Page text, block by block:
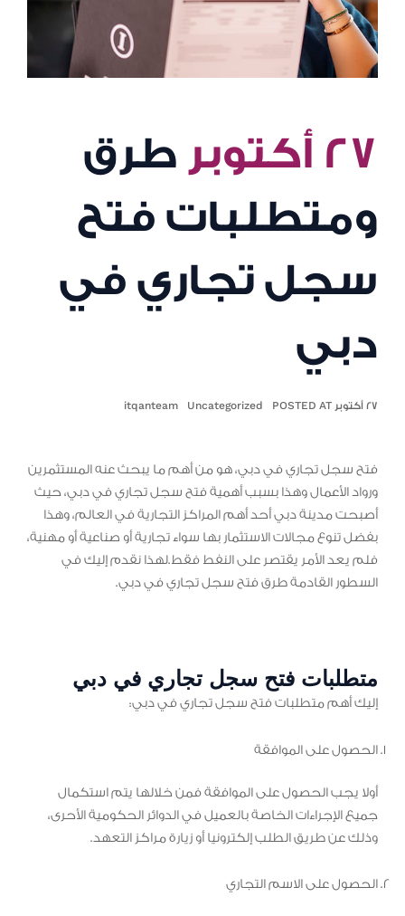
٢٧ أكتوبر
طرق
ومتطلبات فتح
سجل تجاري في
دبي
٢٧ أكتوبر POSTED AT Uncategorized
itqanteam
فتح سجل تجاري في دبي، هو من أهم ما يبحث عنه المستثمرين
ورواد الأعمال وهذا بسبب أهمية فتح سجل تجاري في دبي، حيث
أصبحت مدينة دبي أحد أهم المراكز التجارية في العالم، وهذا
بفضل تنوع مجالات الاستثمار بها سواء تجارية أو صناعية أو مهنية،
فلم يعد الأمر يقتصر على النفط فقط.لهذا نقدم إليك في
السطور القادمة طرق فتح سجل تجاري في دبي.
متطلبات فتح سجل تجاري في دبي
إليك أهم متطلبات فتح سجل تجاري في دبي:
الحصول على الموافقة
أولا يجب الحصول على الموافقة فمن خلالها يتم استكمال
جميع الإجراءات الخاصة بالعميل في الدوائر الحكومية الأحرى،
وذلك عن طريق الطلب إلكترونيا أو زيارة مراكز التعهد.
الحصول على الاسم التجاري